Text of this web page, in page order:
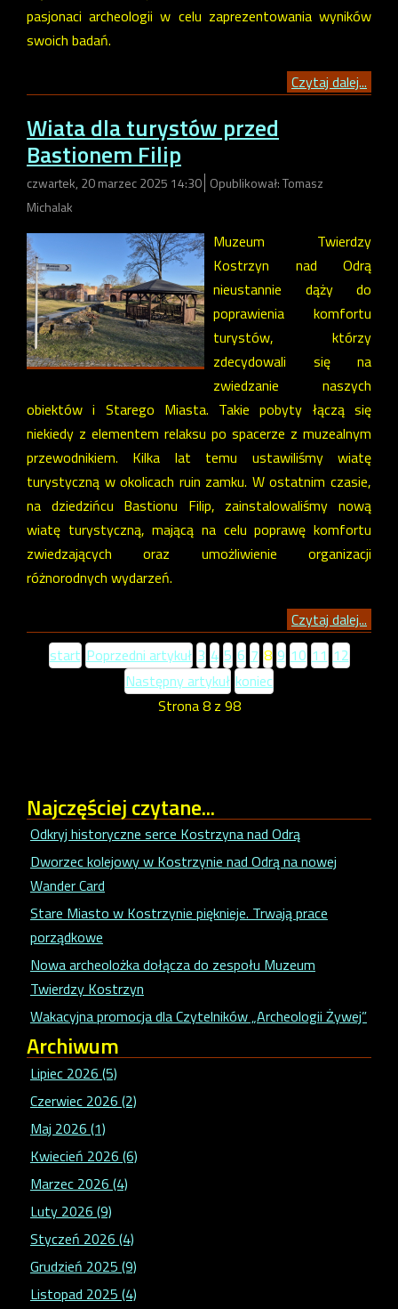
pasjonaci archeologii w celu zaprezentowania wyników
swoich badań.
Czytaj dalej...
Wiata dla turystów przed
Bastionem Filip
czwartek, 20 marzec 2025 14:30 Opublikował: Tomasz
Michalak
Muzeum Twierdzy
Kostrzyn nad Odrą
nieustannie dąży do
poprawienia komfortu
turystów, którzy
zdecydowali się na
zwiedzanie naszych
obiektów i Starego Miasta. Takie pobyty łączą się
niekiedy z elementem relaksu po spacerze z muzealnym
przewodnikiem. Kilka lat temu ustawiliśmy wiatę
turystyczną w okolicach ruin zamku. W ostatnim czasie,
na dziedzińcu Bastionu Filip, zainstalowaliśmy nową
wiatę turystyczną, mającą na celu poprawę komfortu
zwiedzających oraz umożliwienie organizacji
różnorodnych wydarzeń.
Czytaj dalej...
start Poprzedni artykuł 3 4 5 6 7 8 9 10 11 12
Następny artykuł koniec
Strona 8 z 98
Najczęściejczytane...
Odkryj historyczne serce Kostrzyna nad Odrą
Dworzec kolejowy w Kostrzynie nad Odrą na nowej
Wander Card
Stare Miasto w Kostrzynie pięknieje. Trwają prace
porządkowe
Nowa archeolożka dołącza do zespołu Muzeum
Twierdzy Kostrzyn
Wakacyjna promocja dla Czytelników „Archeologii Żywej”
Archiwum
Lipiec 2026 (5)
Czerwiec 2026 (2)
Maj 2026 (1)
Kwiecień 2026 (6)
Marzec 2026 (4)
Luty 2026 (9)
Styczeń 2026 (4)
Grudzień 2025 (9)
Listopad 2025 (4)